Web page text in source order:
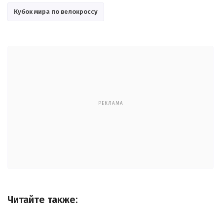
Кубок мира по велокроссу
РЕКЛАМА
Читайте также: